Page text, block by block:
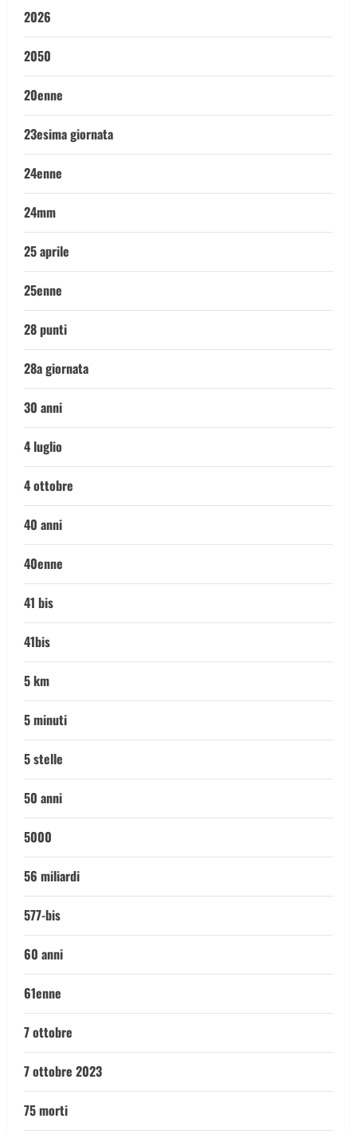
2026
2050
20enne
23esima giornata
24enne
24mm
25 aprile
25enne
28 punti
28a giornata
30 anni
4 luglio
4 ottobre
40 anni
40enne
41 bis
41bis
5 km
5 minuti
5 stelle
50 anni
5000
56 miliardi
577-bis
60 anni
61enne
7 ottobre
7 ottobre 2023
75 morti